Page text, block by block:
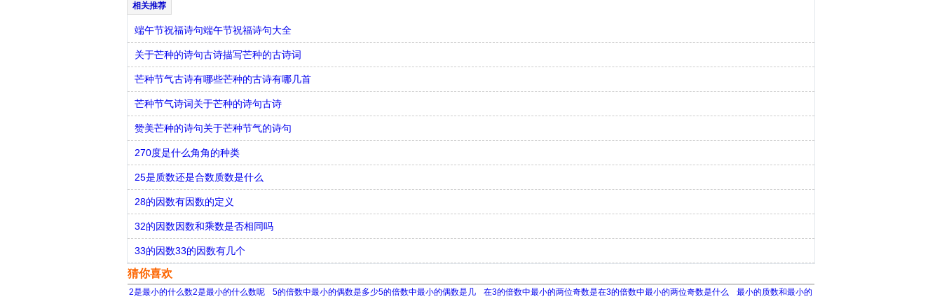
端午节祝福诗句端午节祝福诗句大全
关于芒种的诗句古诗描写芒种的古诗词
芒种节气古诗有哪些芒种的古诗有哪几首
芒种节气诗词关于芒种的诗句古诗
赞美芒种的诗句关于芒种节气的诗句
270度是什么角角的种类
25是质数还是合数质数是什么
28的因数有因数的定义
32的因数因数和乘数是否相同吗
33的因数33的因数有几个
猜你喜欢
2是最小的什么数2是最小的什么数呢 5的倍数中最小的偶数是多少5的倍数中最小的偶数是几 在3的倍数中最小的两位奇数是在3的倍数中最小的两位奇数是什么 最小的质数和最小的